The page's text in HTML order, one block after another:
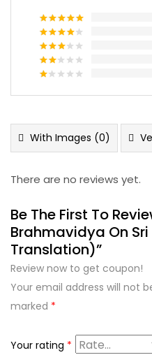
Rated5
out of 5
Rated4
out of 5
Rated
3out
Rated
out
of
5
With Images (0)
There are no reviews yet.
Be The First To
Brahmavidya On
Translation)”
Review now to get coupon!
Your email address will not
marked *
Your rating *